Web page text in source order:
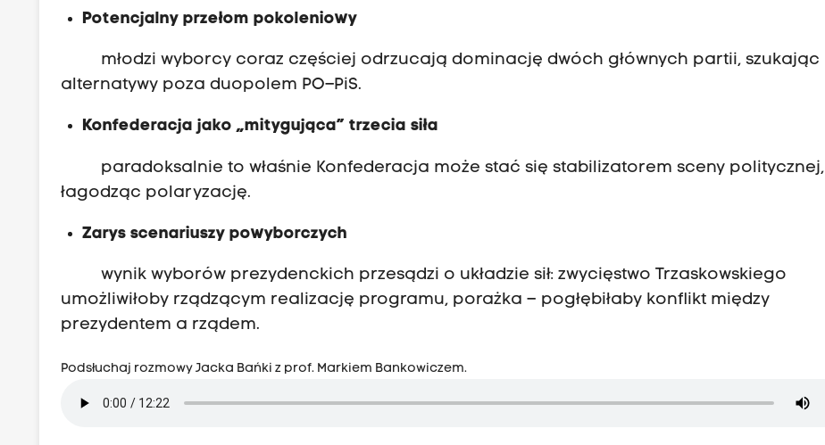
Potencjalny przełom pokoleniowy
młodzi wyborcy coraz częściej odrzucają dominację dwóch głównych partii, szukając
alternatywy poza duopolem PO–PiS.
Konfederacja jako „mitygująca” trzecia siła
paradoksalnie to właśnie Konfederacja może stać się stabilizatorem sceny politycznej,
łagodząc polaryzację.
Zarys scenariuszy powyborczych
wynik wyborów prezydenckich przesądzi o układzie sił: zwycięstwo Trzaskowskiego
umożliwiłoby rządzącym realizację programu, porażka – pogłębiłaby konflikt między
prezydentem a rządem.
Podsłuchaj rozmowy Jacka Bańki z prof. Markiem Bankowiczem.